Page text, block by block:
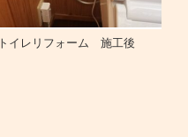
トイレリフォーム 施工後